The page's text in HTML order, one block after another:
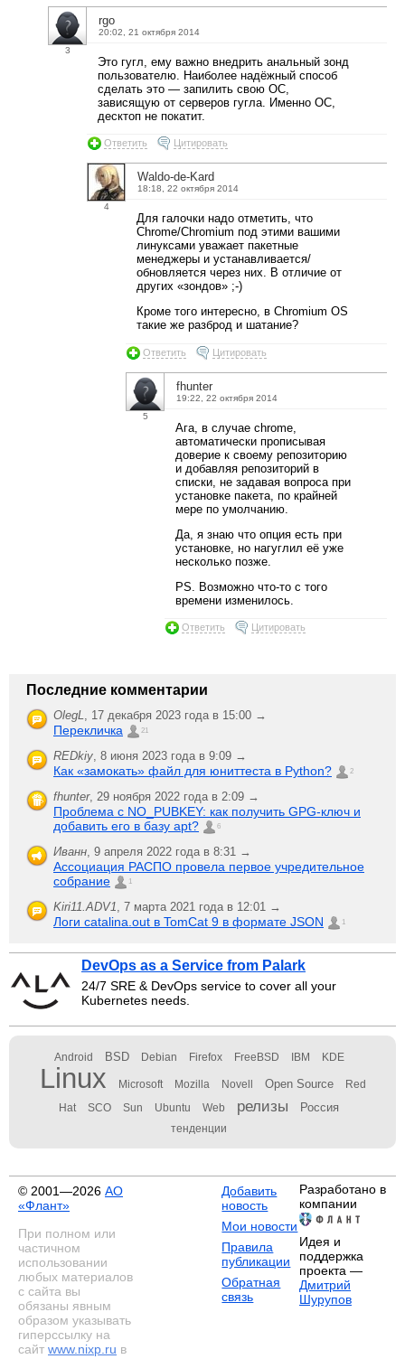
3
rgo
20:02, 21 октября 2014
Это гугл, ему важно внедрить анальный зонд
пользователю. Наиболее надёжный способ
сделать это — запилить свою ОС,
зависящую от серверов гугла. Именно ОС,
десктоп не покатит.
Ответить Цитировать
4
Waldo-de-Kard
18:18, 22 октября 2014
Для галочки надо отметить, что
Chrome/Chromium под этими вашими
линуксами уважает пакетные
менеджеры и устанавливается/
обновляется через них. В отличие от
других «зондов» ;-)
Кроме того интересно, в Chromium OS
такие же разброд и шатание?
Ответить Цитировать
5
fhunter
19:22, 22 октября 2014
Ага, в случае chrome,
автоматически прописывая
доверие к своему репозиторию
и добавляя репозиторий в
списки, не задавая вопроса при
установке пакета, по крайней
мере по умолчанию.
Да, я знаю что опция есть при
установке, но нагуглил её уже
несколько позже.
PS. Возможно что-то с того
времени изменилось.
Ответить Цитировать
Последние комментарии
OlegL, 17 декабря 2023 года в 15:00 →
Перекличка 21
REDkiy, 8 июня 2023 года в 9:09 →
Как «замокать» файл для юниттеста в Python? 2
fhunter, 29 ноября 2022 года в 2:09 →
Проблема с NO_PUBKEY: как получить GPG-ключ и
добавить его в базу apt?
6
Иванн, 9 апреля 2022 года в 8:31 →
Ассоциация РАСПО провела первое учредительное
собрание
1
Kiri11.ADV1, 7 марта 2021 года в 12:01 →
Логи catalina.out в TomCat 9 в формате JSON 1
DevOps as a Service from Palark
24/7 SRE & DevOps service to cover all your
Kubernetes needs.
Android BSD Debian Firefox FreeBSD IBM KDE
Linux Microsoft Mozilla Novell Open Source Red
Hat SCO Sun Ubuntu Web релизы Россия
тенденции
© 2001—2026 АО
«Флант»
При полном или
частичном
использовании
любых материалов
с сайта вы
обязаны явным
образом указывать
гиперссылку на
сайт www.nixp.ru в
Добавить
новость
Мои новости
Правила
публикации
Обратная
связь
Разработано в
компании
Идея и
поддержка
проекта —
Дмитрий
Шурупов